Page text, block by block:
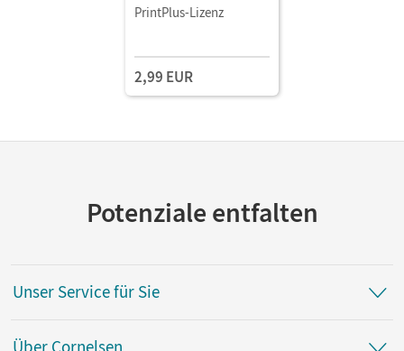
PrintPlus-Lizenz
2,99 EUR
Potenziale entfalten
Unser Service für Sie